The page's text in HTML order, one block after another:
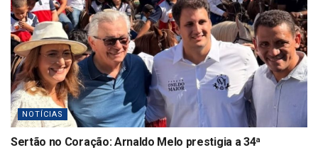
NOTÍCIAS
Sertão no Coração: Arnaldo Melo prestigia a 34ª